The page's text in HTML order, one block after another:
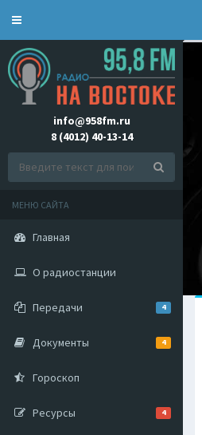
Toggle
info@958fm.ru
8 (4012) 40-13-14
МЕНЮ САЙТА
Главная
О радиостанции
Передачи 4
Документы 4
Гороскоп
Ресурсы 4